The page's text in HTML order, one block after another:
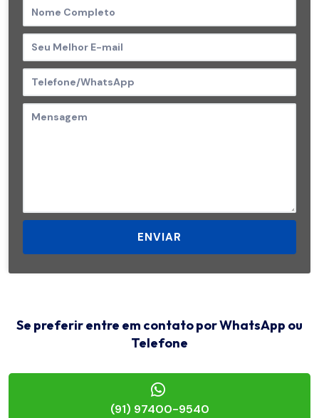
ENVIAR
Se preferir entre em contato por WhatsApp ou
Telefone
(91) 97400-9540